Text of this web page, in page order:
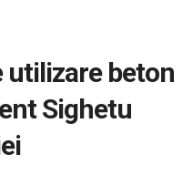
utilizare beton
Sighetu